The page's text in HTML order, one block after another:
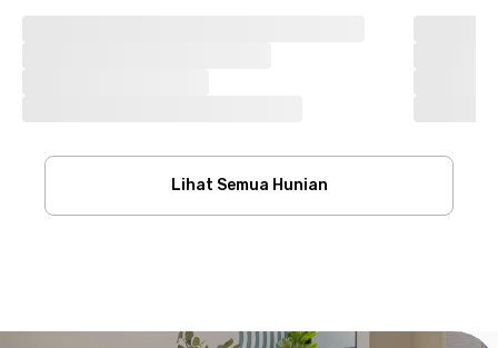
Lihat Semua Hunian